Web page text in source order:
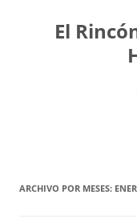
contenido
El
ARCHIVO POR MESES: